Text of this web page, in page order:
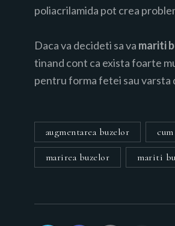
poliacrilamida pot crea
Daca va decideti sa va mariti
tinand cont ca exista foarte
pentru forma fetei sau varsta
augmentarea buzelor
marirea buzelor mariti